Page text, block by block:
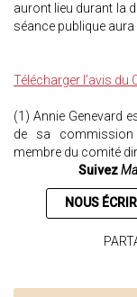
auront lieu durant la
séance publique
Télécharger l’avis du
(1) Annie Genevard
de sa commission
membre du comité
Suivez
NOUS